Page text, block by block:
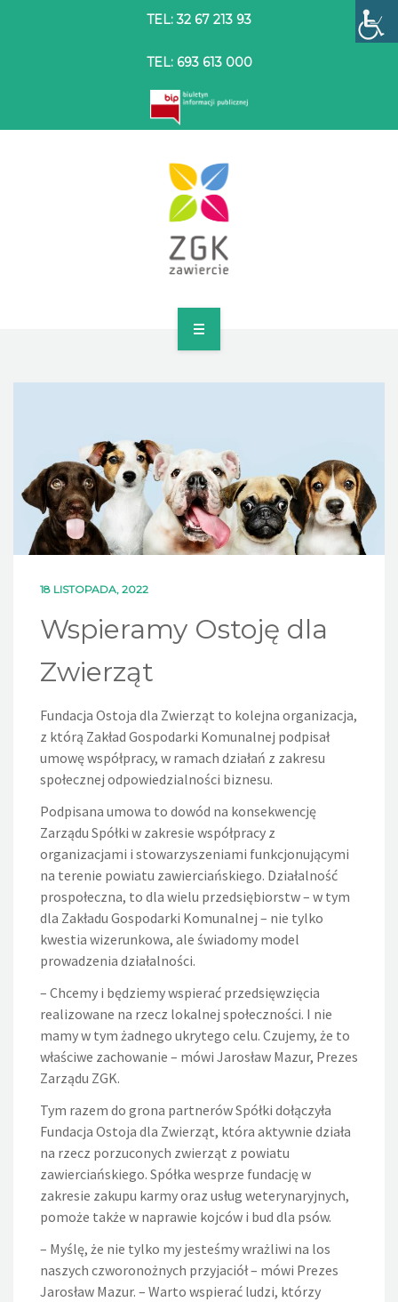
TEL: 32 67 213 93
TEL: 693 613 000
DLA MIESZKAŃCÓW
OFERTA
PSZOK
18 LISTOPADA, 2022
Wspieramy Ostoję dla
Zwierząt
Fundacja Ostoja dla Zwierząt to kolejna organizacja,
z którą Zakład Gospodarki Komunalnej podpisał
umowę współpracy, w ramach działań z zakresu
społecznej odpowiedzialności biznesu.
Podpisana umowa to dowód na konsekwencję
Zarządu Spółki w zakresie współpracy z
organizacjami i stowarzyszeniami funkcjonującymi
na terenie powiatu zawierciańskiego. Działalność
prospołeczna, to dla wielu przedsiębiorstw – w tym
dla Zakładu Gospodarki Komunalnej – nie tylko
kwestia wizerunkowa, ale świadomy model
prowadzenia działalności.
– Chcemy i będziemy wspierać przedsięwzięcia
realizowane na rzecz lokalnej społeczności. I nie
mamy w tym żadnego ukrytego celu. Czujemy, że to
właściwe zachowanie – mówi Jarosław Mazur, Prezes
Zarządu ZGK.
Tym razem do grona partnerów Spółki dołączyła
Fundacja Ostoja dla Zwierząt, która aktywnie działa
na rzecz porzuconych zwierząt z powiatu
zawierciańskiego. Spółka wesprze fundację w
zakresie zakupu karmy oraz usług weterynaryjnych,
pomoże także w naprawie kojców i bud dla psów.
– Myślę, że nie tylko my jesteśmy wrażliwi na los
naszych czworonożnych przyjaciół – mówi Prezes
Jarosław Mazur. – Warto wspierać ludzi, którzy